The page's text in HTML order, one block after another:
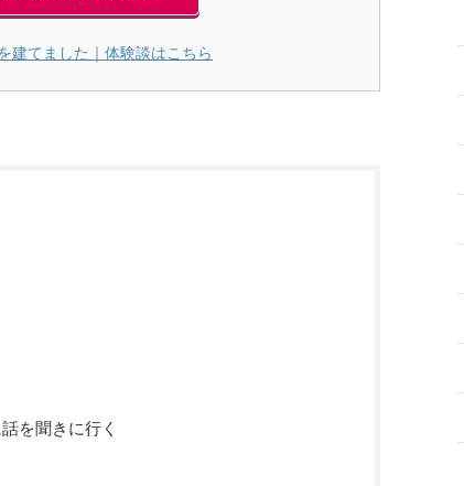
建てました｜体験談はこちら
を聞きに行く